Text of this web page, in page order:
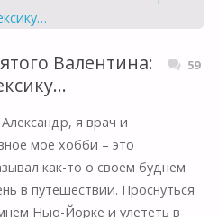
Валентина:
59
я врач и
мое хобби – это
как-то о своем буднем
в путешествии. Проснуться
Нью-Йорке и улететь в